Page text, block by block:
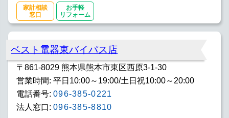
家計相談
窓口
お手軽
リフォーム
ベスト電器東バイパス店
〒861-8029 熊本県熊本市東区西原3-1-30
営業時間: 平日10:00～19:00/土日祝10:00～20:00
電話番号: 096-385-0221
法人窓口: 096-385-8810